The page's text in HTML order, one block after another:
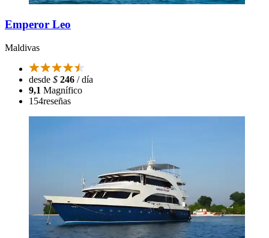
Emperor Leo
Maldivas
desde $ 246 / día
9,1 Magnífico
154reseñas